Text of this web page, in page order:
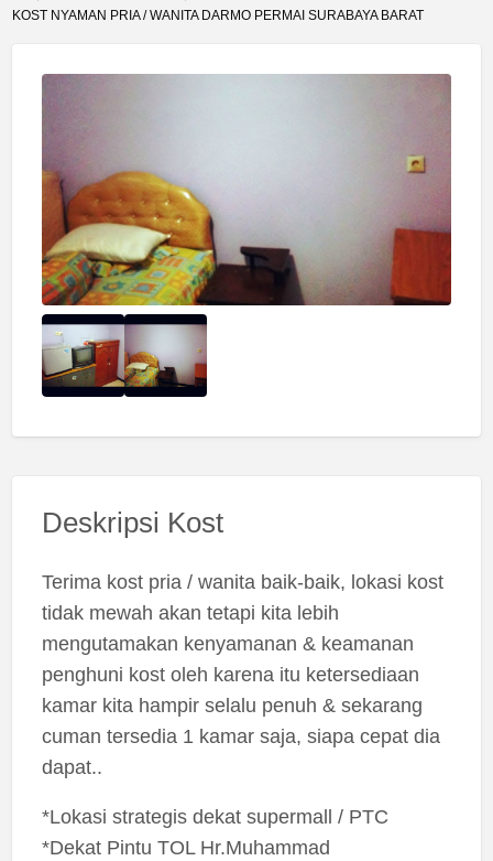
KOST NYAMAN PRIA / WANITA DARMO PERMAI SURABAYA BARAT
Deskripsi Kost
Terima kost pria / wanita baik-baik, lokasi kost
tidak mewah akan tetapi kita lebih
mengutamakan kenyamanan & keamanan
penghuni kost oleh karena itu ketersediaan
kamar kita hampir selalu penuh & sekarang
cuman tersedia 1 kamar saja, siapa cepat dia
dapat..
*Lokasi strategis dekat supermall / PTC
*Dekat Pintu TOL Hr.Muhammad